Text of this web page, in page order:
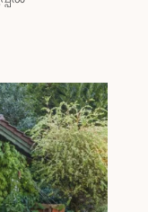
(Ecuador)
(Angola)